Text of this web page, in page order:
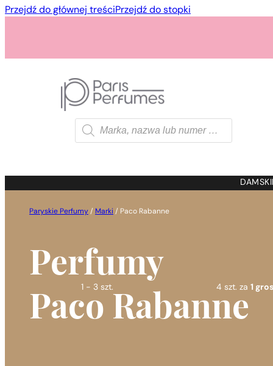
Przejdź do głównej treściPrzejdź do stopki
1 - 3 szt. 4 szt. za 1
Wyszukiwarka
produktów
Paryskie Perfumy / Marki / Paco Rabanne
Perfumy
Paco Rabanne